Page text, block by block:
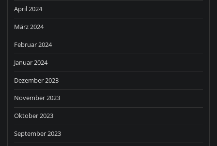
April 2024
März 2024
Februar 2024
Januar 2024
Dezember 2023
November 2023
Oktober 2023
September 2023